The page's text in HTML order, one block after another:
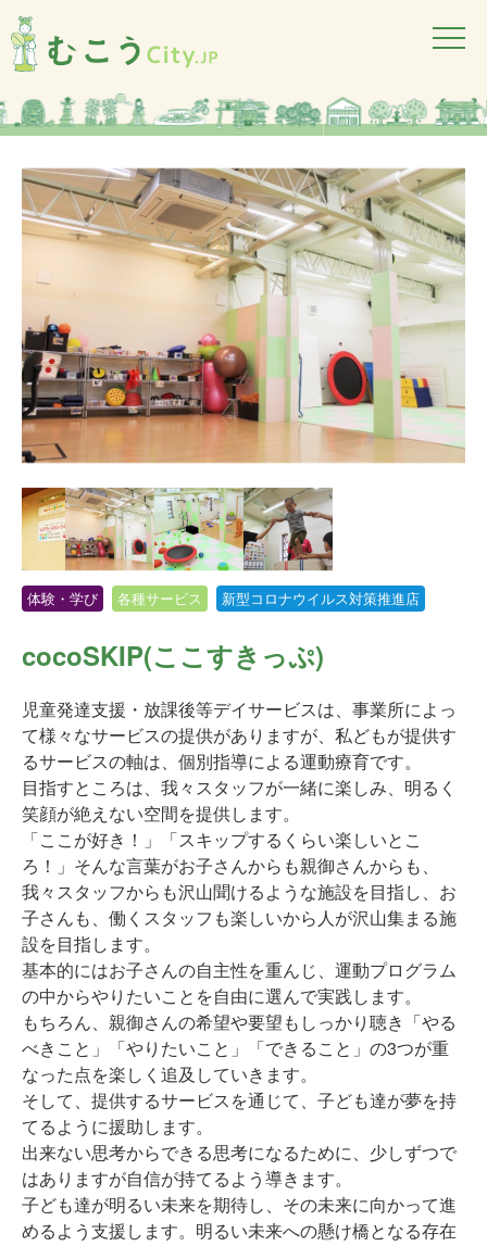
体験・学び 各種サービス 新型コロナウイルス対策推進店
cocoSKIP(ここすきっぷ)
児童発達支援・放課後等デイサービスは、事業所によっ
て様々なサービスの提供がありますが、私どもが提供す
るサービスの軸は、個別指導による運動療育です。
目指すところは、我々スタッフが一緒に楽しみ、明るく
笑顔が絶えない空間を提供します。
「ここが好き！」「スキップするくらい楽しいとこ
ろ！」そんな言葉がお子さんからも親御さんからも、
我々スタッフからも沢山聞けるような施設を目指し、お
子さんも、働くスタッフも楽しいから人が沢山集まる施
設を目指します。
基本的にはお子さんの自主性を重んじ、運動プログラム
の中からやりたいことを自由に選んで実践します。
もちろん、親御さんの希望や要望もしっかり聴き「やる
べきこと」「やりたいこと」「できること」の3つが重
なった点を楽しく追及していきます。
そして、提供するサービスを通じて、子ども達が夢を持
てるように援助します。
出来ない思考からできる思考になるために、少しずつで
はありますが自信が持てるよう導きます。
子ども達が明るい未来を期待し、その未来に向かって進
めるよう支援します。明るい未来への懸け橋となる存在